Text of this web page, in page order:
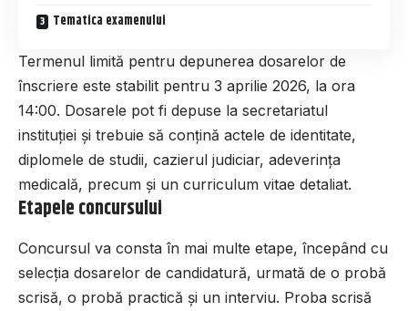
Tematica examenului
Termenul limită pentru depunerea dosarelor de
înscriere este stabilit pentru 3 aprilie 2026, la ora
14:00. Dosarele pot fi depuse la secretariatul
instituției și trebuie să conțină actele de identitate,
diplomele de studii, cazierul judiciar, adeverința
medicală, precum și un curriculum vitae detaliat.
Etapele concursului
Concursul va consta în mai multe etape, începând cu
selecția dosarelor de candidatură, urmată de o probă
scrisă, o probă practică și un interviu. Proba scrisă